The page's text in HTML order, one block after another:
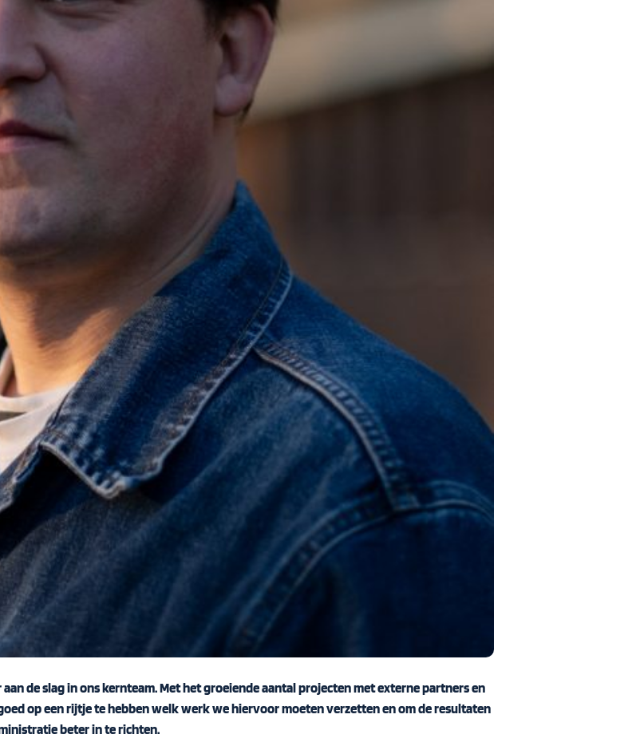
de slag in ons kernteam. Met het groeiende aantal projecten met externe partners en
op een rijtje te hebben welk werk we hiervoor moeten verzetten en om de resultaten
beter in te richten.